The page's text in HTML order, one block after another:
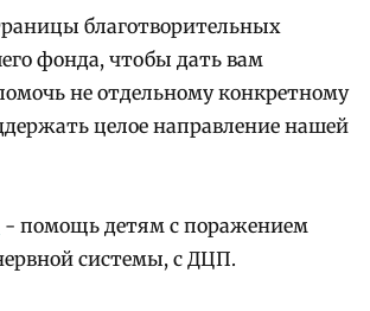
благотворительных
фонда, чтобы дать вам
не отдельному конкретному
целое направление нашей
- помощь детям с поражением
системы, с ДЦП.